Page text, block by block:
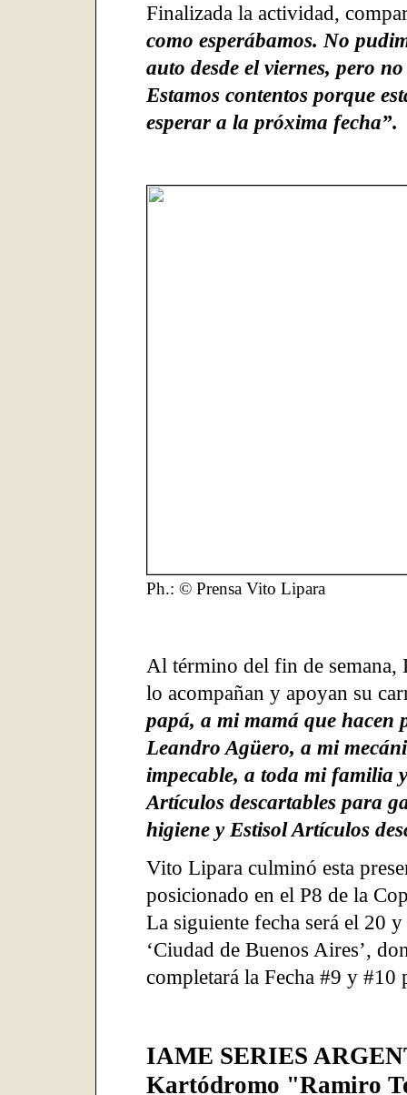
Finalizada la actividad,
como esperábamos. No
auto desde el viernes, pero
Estamos contentos porque
esperar a la próxima fecha”.
Ph.: © Prensa Vito Lipara
Al término del fin de semana,
lo acompañan y apoyan su
papá, a mi mamá que hacen
Leandro Agüero, a mi
impecable, a toda mi familia
Artículos descartables para
higiene y Estisol Artículos
Vito Lipara culminó esta
posicionado en el P8 de la
La siguiente fecha será el 20
‘Ciudad de Buenos Aires’,
completará la Fecha #9 y #10
IAME SERIES
Kartódromo "Ramiro